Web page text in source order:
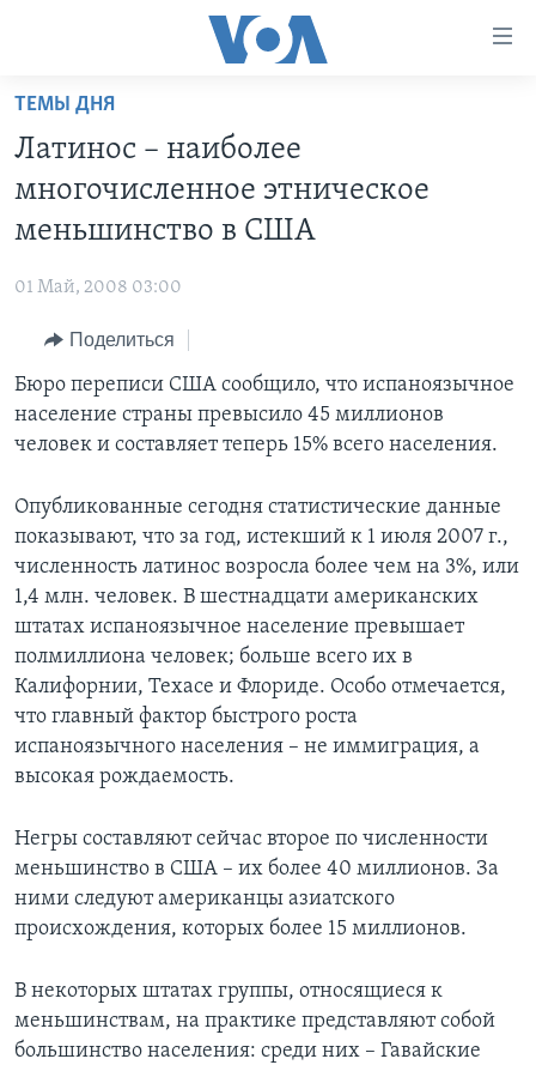
Перейти
основной
контент
основной
Перейти
поиск
ИТОГИ
ПОЧЕМУ ЭТО ВАЖНО?
ДИСКУССИЯ VOA
АМЕРИКА. БОЛЬШОЕ ПУТЕШЕСТВИЕ
НАША АМЕРИКАНСКАЯ ИСТОРИЯ
А КАК В АМЕРИКЕ?
АРТЕФАКТЫ
АМЕРИКАНСКИЕ ГОРОДКИ
ИНТЕРВЬЮ
ФАКТЫ ПРОТИВ ФЕЙКОВ
ЗА СВОБОДУ ПРЕССЫ
УЧИМ АНГЛИЙСКИЙ
ПОДПИСКА НА НОВОСТИ
Learning English
Языки
ТЕМЫ ДНЯ
Латинос – наиболее
многочисленное этническое
меньшинство в США
01 Май, 2008 03:00
Поделиться
Бюро переписи США сообщило, что испаноязычное
население страны превысило 45 миллионов
человек и составляет теперь 15% всего населения.
Опубликованные сегодня статистические данные
показывают, что за год, истекший к 1 июля 2007 г.,
численность латинос возросла более чем на 3%, или
1,4 млн. человек. В шестнадцати американских
штатах испаноязычное население превышает
полмиллиона человек; больше всего их в
Калифорнии, Техасе и Флориде. Особо отмечается,
что главный фактор быстрого роста
испаноязычного населения – не иммиграция, а
высокая рождаемость.
Негры составляют сейчас второе по численности
меньшинство в США – их более 40 миллионов. За
ними следуют американцы азиатского
происхождения, которых более 15 миллионов.
В некоторых штатах группы, относящиеся к
меньшинствам, на практике представляют собой
большинство населения: среди них – Гавайские